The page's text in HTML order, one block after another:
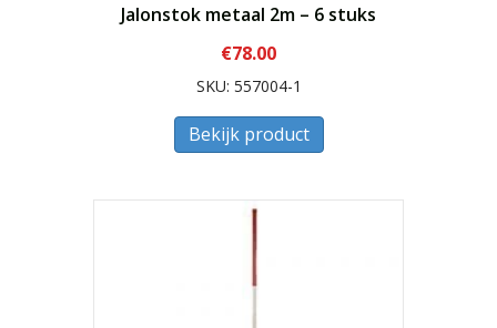
Jalonstok metaal 2m – 6 stuks
€78.00
SKU: 557004-1
Bekijk product